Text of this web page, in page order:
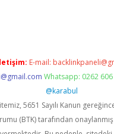
E-mail:
Whatsapp: 0262
@karabul
5651 Sayılı Kanun
(BTK) tarafından onaylanmış